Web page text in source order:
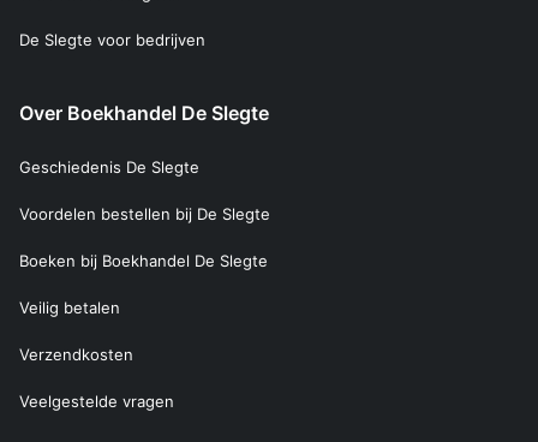
De Slegte voor bedrijven
Over Boekhandel De Slegte
Geschiedenis De Slegte
Voordelen bestellen bij De Slegte
Boeken bij Boekhandel De Slegte
Veilig betalen
Verzendkosten
Veelgestelde vragen